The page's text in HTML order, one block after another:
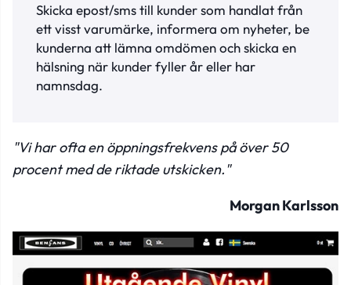
Skicka epost/sms till kunder som handlat från
ett visst varumärke, informera om nyheter, be
kunderna att lämna omdömen och skicka en
hälsning när kunder fyller år eller har
namnsdag.
"Vi har ofta en öppningsfrekvens på över 50
procent med de riktade utskicken."
Morgan Karlsson